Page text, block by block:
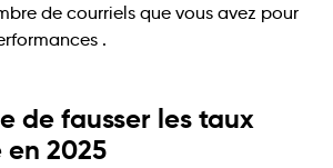
de courriels que vous avez pour
.
de fausser les taux
en 2025